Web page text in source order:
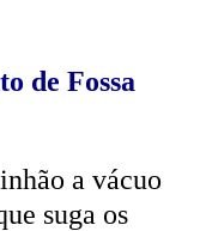
de Fossa
a vácuo
suga os